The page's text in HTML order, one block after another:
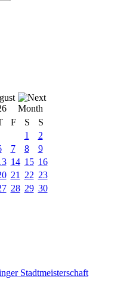
F S
S
1
2
7 8
9
14 15 16
21 22 23
28 29 30
Stadtmeisterschaft